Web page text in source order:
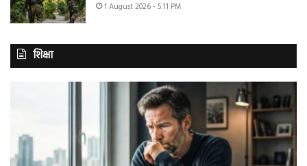
1 August 2026 - 5:11 PM
शिक्षा